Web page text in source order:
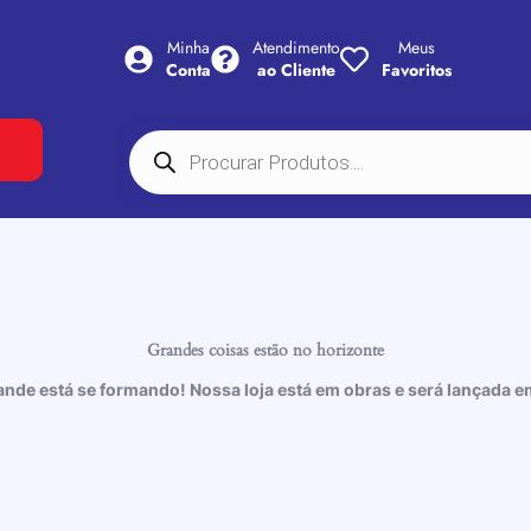
Minha
Conta
Atendimento
ao Cliente
Meus
Favoritos
Pesquisar
produtos
Grandes coisas estão no horizonte
está se formando! Nossa loja está em obras e será lançada